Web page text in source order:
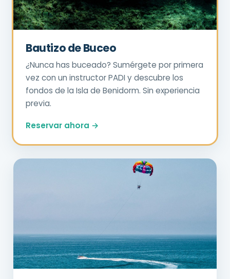
Bautizo de Buceo
¿Nunca has buceado? Sumérgete por primera
vez con un instructor PADI y descubre los
fondos de la Isla de Benidorm. Sin experiencia
previa.
Reservar ahora →